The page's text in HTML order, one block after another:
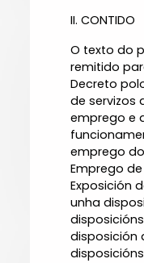
II. CONTIDO
O texto do
remitido
Decreto
de servizos
emprego e
emprego
Emprego de
Exposición
unha
disposición